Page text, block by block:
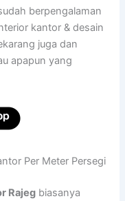
berpengalaman
kantor & desain
juga dan
apapun yang
Per Meter Persegi
Rajeg biasanya